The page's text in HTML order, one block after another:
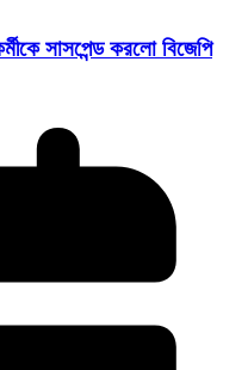
সাসপেন্ড করলো বিজেপি